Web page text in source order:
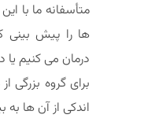
متأسفانه ما با
ها را پیش بینی
درمان می کنیم یا
برای گروه بزرگی
اندکی از آن ها به